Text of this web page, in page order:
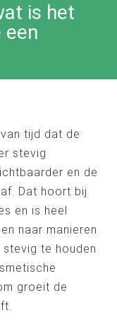
is het
een
tijd dat de
stevig
en de
Dat hoort bij
en is heel
naar manieren
te houden
groeit de